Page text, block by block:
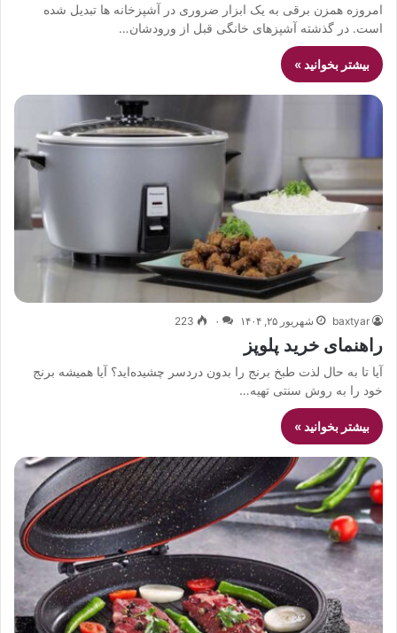
امروزه همزن برقی به یک ابزار ضروری در آشپزخانه ها تبدیل شده
است. در گذشته آشپزهای خانگی قبل از ورودشان…
بیشتر بخوانید »
baxtyar شهریور ۲۵, ۱۴۰۴ ۰ 223
راهنمای خرید پلوپز
آیا تا به حال لذت طبخ برنج را بدون دردسر چشیده‌اید؟ آیا همیشه برنج
خود را به روش سنتی تهیه…
بیشتر بخوانید »